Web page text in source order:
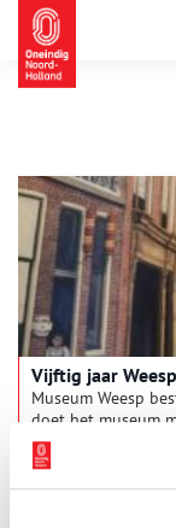
Vijftig jaar
Museum Weesp
doet het museum
voor de stad’, die
schenkingen. De
over het museum,